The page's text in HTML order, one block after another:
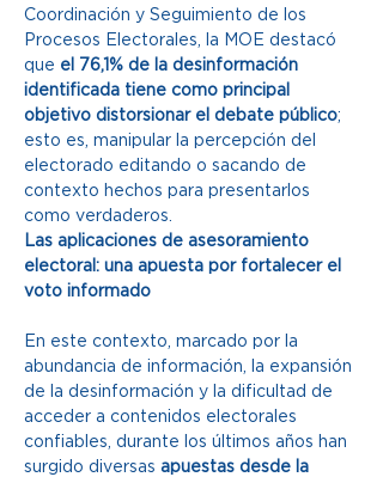
Coordinación y Seguimiento de los
Procesos Electorales, la MOE destacó
que el 76,1% de la desinformación
identificada tiene como principal
objetivo distorsionar el debate público;
esto es, manipular la percepción del
electorado editando o sacando de
contexto hechos para presentarlos
como verdaderos.
Las aplicaciones de asesoramiento
electoral: una apuesta por fortalecer el
voto informado
En este contexto, marcado por la
abundancia de información, la expansión
de la desinformación y la dificultad de
acceder a contenidos electorales
confiables, durante los últimos años han
surgido diversas apuestas desde la